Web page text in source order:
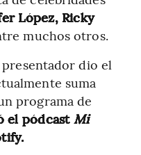
López, Ricky
muchos otros.
dio el
suma
programa de
el pódcast Mi